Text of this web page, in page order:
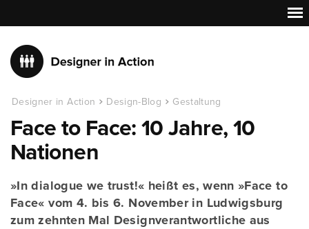
Designer in Action Design-Blog Gestaltung
Face to Face: 10 Jahre, 10
Nationen
»In dialogue we trust!« heißt es, wenn »Face to
Face« vom 4. bis 6. November in Ludwigsburg
zum zehnten Mal Designverantwortliche aus